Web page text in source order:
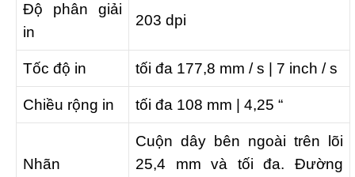
Độ phân giải
in
203 dpi
Tốc độ in tối đa 177,8 mm / s | 7 inch / s
Chiều rộng in tối đa 108 mm | 4,25 “
Nhãn
Cuộn dây bên ngoài trên lõi
25,4 mm và tối đa. Đường